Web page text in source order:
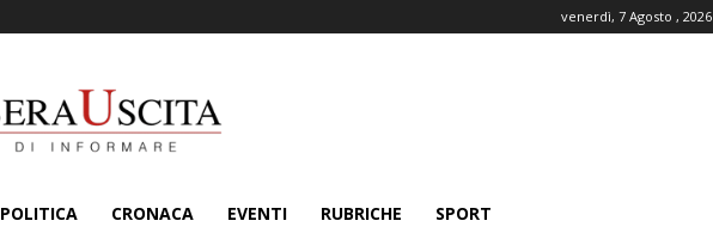
venerdì, 7 Agosto , 2026
POLITICA CRONACA EVENTI RUBRICHE SPORT